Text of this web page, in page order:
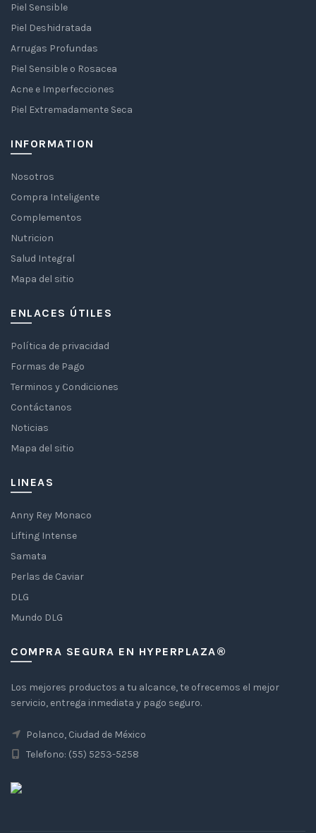
Piel Sensible
Piel Deshidratada
Arrugas Profundas
Piel Sensible o Rosacea
Acne e Imperfecciones
Piel Extremadamente Seca
INFORMATION
Nosotros
Compra Inteligente
Complementos
Nutricion
Salud Integral
Mapa del sitio
ENLACES ÚTILES
Política de privacidad
Formas de Pago
Terminos y Condiciones
Contáctanos
Noticias
Mapa del sitio
LINEAS
Anny Rey Monaco
Lifting Intense
Samata
Perlas de Caviar
DLG
Mundo DLG
COMPRA SEGURA EN HYPERPLAZA®
Los mejores productos a tu alcance, te ofrecemos el mejor
servicio, entrega inmediata y pago seguro.
Polanco, Ciudad de México
Telefono: (55) 5253-5258